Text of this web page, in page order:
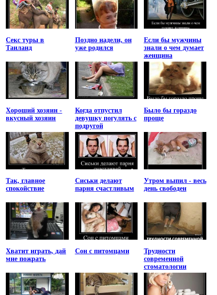
Секс туры в
Таиланд
Поздно надели, он
уже родился
Если бы мужчины
знали о чем думает
женщина
Хороший хозяин -
вкусный хозяин
Когда отпустил
девушку погулять с
подругой
Было бы гораздо
проще
Так, главное
спокойствие
Сиськи делают
парня счастливым
Утром выпил - весь
день свободен
Хватит играть, дай
мне пожрать
Сон с питомцами
Трудности
современной
стоматологии